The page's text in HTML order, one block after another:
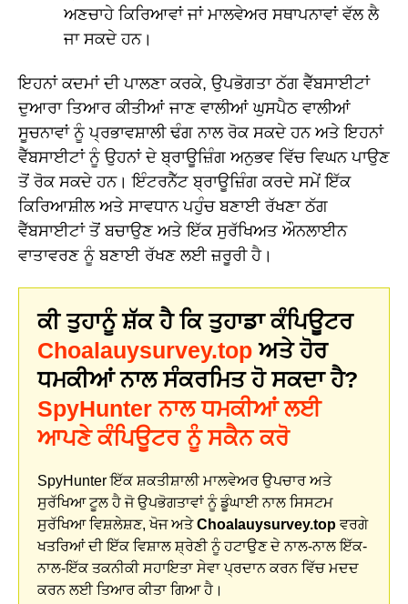
ਅਣਚਾਹੇ ਕਿਰਿਆਵਾਂ ਜਾਂ ਮਾਲਵੇਅਰ ਸਥਾਪਨਾਵਾਂ ਵੱਲ ਲੈ
ਜਾ ਸਕਦੇ ਹਨ।
ਇਹਨਾਂ ਕਦਮਾਂ ਦੀ ਪਾਲਣਾ ਕਰਕੇ, ਉਪਭੋਗਤਾ ਠੱਗ ਵੈੱਬਸਾਈਟਾਂ
ਦੁਆਰਾ ਤਿਆਰ ਕੀਤੀਆਂ ਜਾਣ ਵਾਲੀਆਂ ਘੁਸਪੈਠ ਵਾਲੀਆਂ
ਸੂਚਨਾਵਾਂ ਨੂੰ ਪ੍ਰਭਾਵਸ਼ਾਲੀ ਢੰਗ ਨਾਲ ਰੋਕ ਸਕਦੇ ਹਨ ਅਤੇ ਇਹਨਾਂ
ਵੈੱਬਸਾਈਟਾਂ ਨੂੰ ਉਹਨਾਂ ਦੇ ਬ੍ਰਾਊਜ਼ਿੰਗ ਅਨੁਭਵ ਵਿੱਚ ਵਿਘਨ ਪਾਉਣ
ਤੋਂ ਰੋਕ ਸਕਦੇ ਹਨ। ਇੰਟਰਨੈੱਟ ਬ੍ਰਾਊਜ਼ਿੰਗ ਕਰਦੇ ਸਮੇਂ ਇੱਕ
ਕਿਰਿਆਸ਼ੀਲ ਅਤੇ ਸਾਵਧਾਨ ਪਹੁੰਚ ਬਣਾਈ ਰੱਖਣਾ ਠੱਗ
ਵੈੱਬਸਾਈਟਾਂ ਤੋਂ ਬਚਾਉਣ ਅਤੇ ਇੱਕ ਸੁਰੱਖਿਅਤ ਔਨਲਾਈਨ
ਵਾਤਾਵਰਣ ਨੂੰ ਬਣਾਈ ਰੱਖਣ ਲਈ ਜ਼ਰੂਰੀ ਹੈ।
ਕੀ ਤੁਹਾਨੂੰ ਸ਼ੱਕ ਹੈ ਕਿ ਤੁਹਾਡਾ ਕੰਪਿਊਟਰ
Choalauysurvey.top ਅਤੇ ਹੋਰ
ਧਮਕੀਆਂ ਨਾਲ ਸੰਕਰਮਿਤ ਹੋ ਸਕਦਾ ਹੈ?
SpyHunter ਨਾਲ ਧਮਕੀਆਂ ਲਈ
ਆਪਣੇ ਕੰਪਿਊਟਰ ਨੂੰ ਸਕੈਨ ਕਰੋ
SpyHunter ਇੱਕ ਸ਼ਕਤੀਸ਼ਾਲੀ ਮਾਲਵੇਅਰ ਉਪਚਾਰ ਅਤੇ
ਸੁਰੱਖਿਆ ਟੂਲ ਹੈ ਜੋ ਉਪਭੋਗਤਾਵਾਂ ਨੂੰ ਡੂੰਘਾਈ ਨਾਲ ਸਿਸਟਮ
ਸੁਰੱਖਿਆ ਵਿਸ਼ਲੇਸ਼ਣ, ਖੋਜ ਅਤੇChoalauysurvey.top ਵਰਗੇ
ਖਤਰਿਆਂ ਦੀ ਇੱਕ ਵਿਸ਼ਾਲ ਸ਼੍ਰੇਣੀ ਨੂੰ ਹਟਾਉਣ ਦੇ ਨਾਲ-ਨਾਲ ਇੱਕ-
ਨਾਲ-ਇੱਕ ਤਕਨੀਕੀ ਸਹਾਇਤਾ ਸੇਵਾ ਪ੍ਰਦਾਨ ਕਰਨ ਵਿੱਚ ਮਦਦ
ਕਰਨ ਲਈ ਤਿਆਰ ਕੀਤਾ ਗਿਆ ਹੈ।